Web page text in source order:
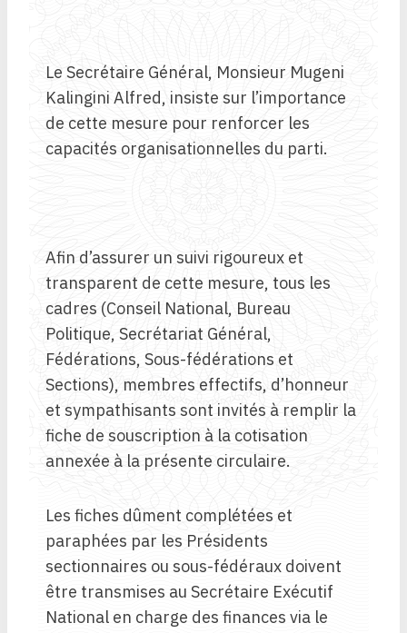
Le Secrétaire Général, Monsieur Mugeni
Kalingini Alfred, insiste sur l’importance
de cette mesure pour renforcer les
capacités organisationnelles du parti.
Afin d’assurer un suivi rigoureux et
transparent de cette mesure, tous les
cadres (Conseil National, Bureau
Politique, Secrétariat Général,
Fédérations, Sous-fédérations et
Sections), membres effectifs, d’honneur
et sympathisants sont invités à remplir la
fiche de souscription à la cotisation
annexée à la présente circulaire.
Les fiches dûment complétées et
paraphées par les Présidents
sectionnaires ou sous-fédéraux doivent
être transmises au Secrétaire Exécutif
National en charge des finances via le